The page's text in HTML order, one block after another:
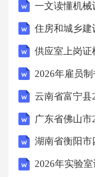
果。例如，在工作
的经验和模式，
即使遇到了一些新
照常规的方法去解
更好的解决方案。
念，使我在工作中
的发展和变化。我
差。在当今社会，
了社会的公共利益
供应室上岗证
2026年雇员
2026年实验